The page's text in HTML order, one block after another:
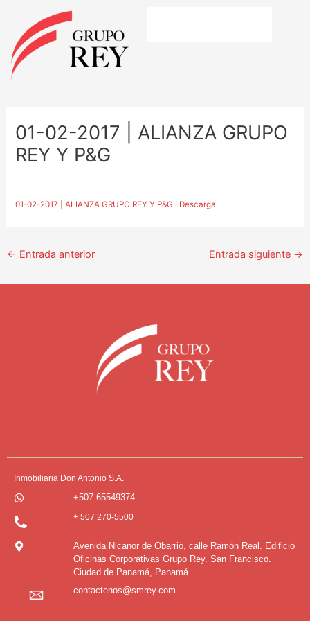
contenido
01-02-2017 | ALIANZA GRUPO
REY Y P&G
01-02-2017 | ALIANZA GRUPO REY Y P&G Descarga
entradas
← Entrada anterior Entrada siguiente →
Inmobiliaria Don Antonio S.A.
+507 65549374
+ 507 270-5500
Avenida Nicanor de Obarrio, calle Ramón Real. Edificio
Oficinas Corporativas Grupo Rey. San Francisco.
Ciudad de Panamá, Panamá.
contactenos@smrey.com